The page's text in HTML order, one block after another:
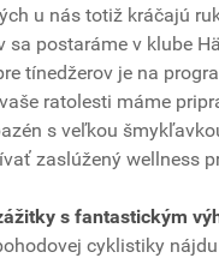
u nás totiž kráčajú
sa postaráme v klube
tínedžerov je na
ratolesti máme
s veľkou
zaslúžený wellness
s fantastickým
cyklistiky